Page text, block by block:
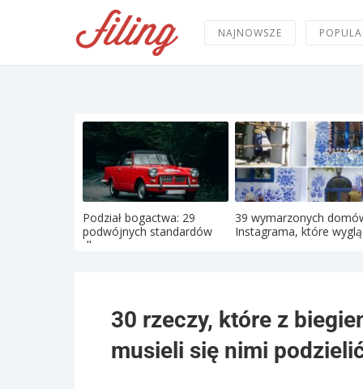
NAJNOWSZE
Podział bogactwa: 29
podwójnych standardów
dla ...
39 wymarzonych
Instagrama, które
30 rzeczy, które z
musieli się nimi